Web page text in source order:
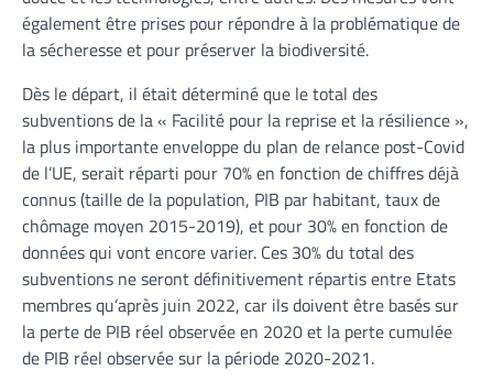
également être prises pour répondre à la problématique de
la sécheresse et pour préserver la biodiversité.
Dès le départ, il était déterminé que le total des
subventions de la « Facilité pour la reprise et la résilience »,
la plus importante enveloppe du plan de relance post-Covid
de l’UE, serait réparti pour 70% en fonction de chiffres déjà
connus (taille de la population, PIB par habitant, taux de
chômage moyen 2015-2019), et pour 30% en fonction de
données qui vont encore varier. Ces 30% du total des
subventions ne seront définitivement répartis entre Etats
membres qu’après juin 2022, car ils doivent être basés sur
la perte de PIB réel observée en 2020 et la perte cumulée
de PIB réel observée sur la période 2020-2021.